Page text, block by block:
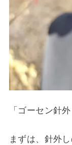
「ゴーセン針
まずは、針外